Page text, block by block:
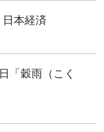
本経済
穀雨（こく